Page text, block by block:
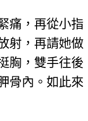
痛，再從小指
射，再請她做
胸，雙手往後
骨內。如此來